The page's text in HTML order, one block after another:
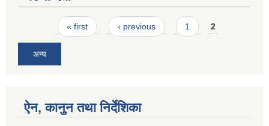
Pages« first ‹ previous 1 2
अन्य
ऐन, कानुन तथा निर्देशिका